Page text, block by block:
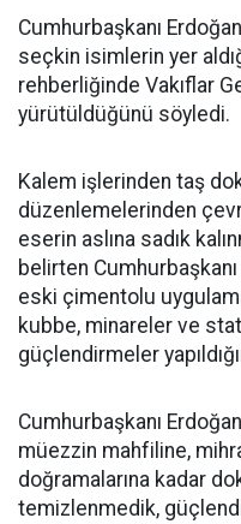
Cumhurbaşkanı
seçkin isimlerin yer
rehberliğinde Vakıflar
yürütüldüğünü söyledi.
Kalem işlerinden taş
düzenlemelerinden
eserin aslına sadık
belirten
eski çimentolu
kubbe, minareler ve
güçlendirmeler
Cumhurbaşkanı
müezzin mahfiline,
doğramalarına kadar
temizlenmedik,